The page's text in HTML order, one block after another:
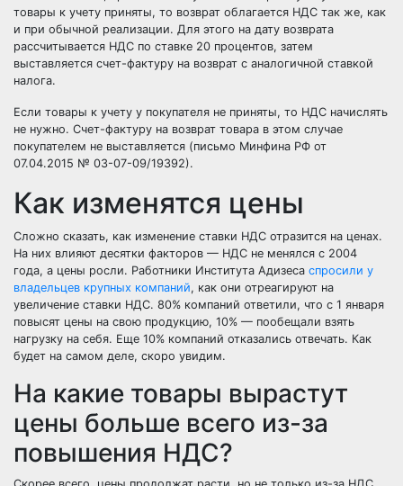
товары к учету приняты, то возврат облагается НДС так же, как
и при обычной реализации. Для этого на дату возврата
рассчитывается НДС по ставке 20 процентов, затем
выставляется счет-фактуру на возврат с аналогичной ставкой
налога.
Если товары к учету у покупателя не приняты, то НДС начислять
не нужно. Счет-фактуру на возврат товара в этом случае
покупателем не выставляется (письмо Минфина РФ от
07.04.2015 № 03-07-09/19392).
Как изменятся цены
Сложно сказать, как изменение ставки НДС отразится на ценах.
На них влияют десятки факторов — НДС не менялся с 2004
года, а цены росли. Работники Института Адизеса спросили у
владельцев крупных компаний, как они отреагируют на
увеличение ставки НДС. 80% компаний ответили, что с 1 января
повысят цены на свою продукцию, 10% — пообещали взять
нагрузку на себя. Еще 10% компаний отказались отвечать. Как
будет на самом деле, скоро увидим.
На какие товары вырастут
цены больше всего из-за
повышения НДС?